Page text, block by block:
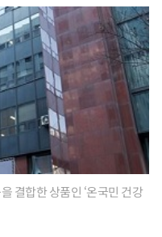
결합한 상품인 ‘온국민 건강